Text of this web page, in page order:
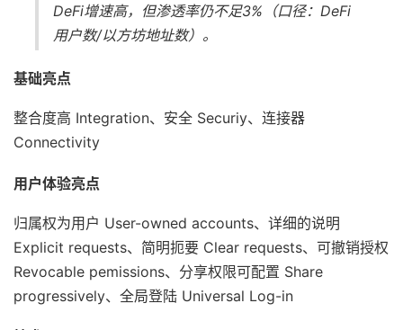
DeFi增速高，但渗透率仍不足3%（口径：DeFi
用户数/以方坊地址数）。
基础亮点
整合度高 Integration、安全 Securiy、连接器
Connectivity
用户体验亮点
归属权为用户 User-owned accounts、详细的说明
Explicit requests、简明扼要 Clear requests、可撤销授权
Revocable pemissions、分享权限可配置 Share
progressively、全局登陆 Universal Log-in